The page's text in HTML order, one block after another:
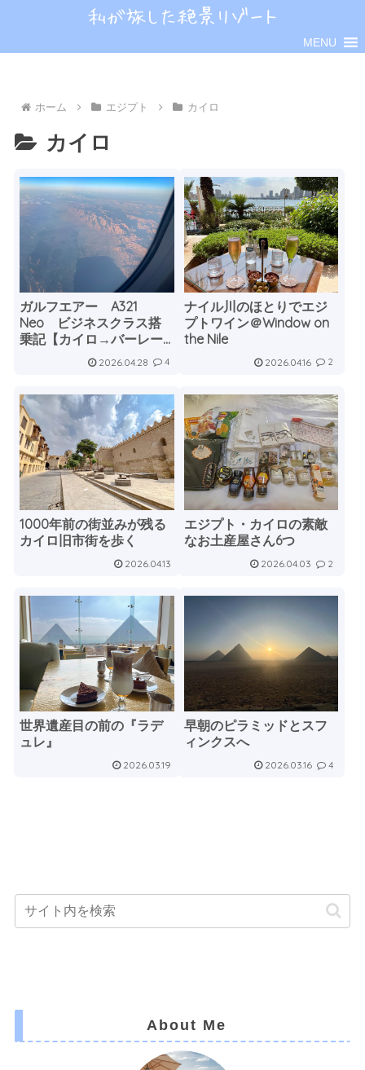
MENU
ホーム エジプト カイロ
カイロ
ガルフエアー A321
Neo ビジネスクラス搭
乗記【カイロ→バーレー
2026.04.28 4
ナイル川のほとりでエジ
プトワイン＠Window on
the Nile
2026.04.16 2
1000年前の街並みが残る
カイロ旧市街を歩く
2026.04.13
エジプト・カイロの素敵
なお土産屋さん6つ
2026.04.03 2
世界遺産目の前の『ラデ
ュレ』
2026.03.19
早朝のピラミッドとスフ
ィンクスへ
2026.03.16 4
About Me